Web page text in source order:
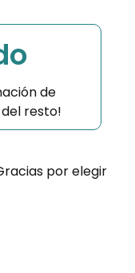
de
resto!
por elegir